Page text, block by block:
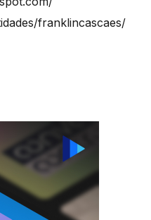
franklincascaes/